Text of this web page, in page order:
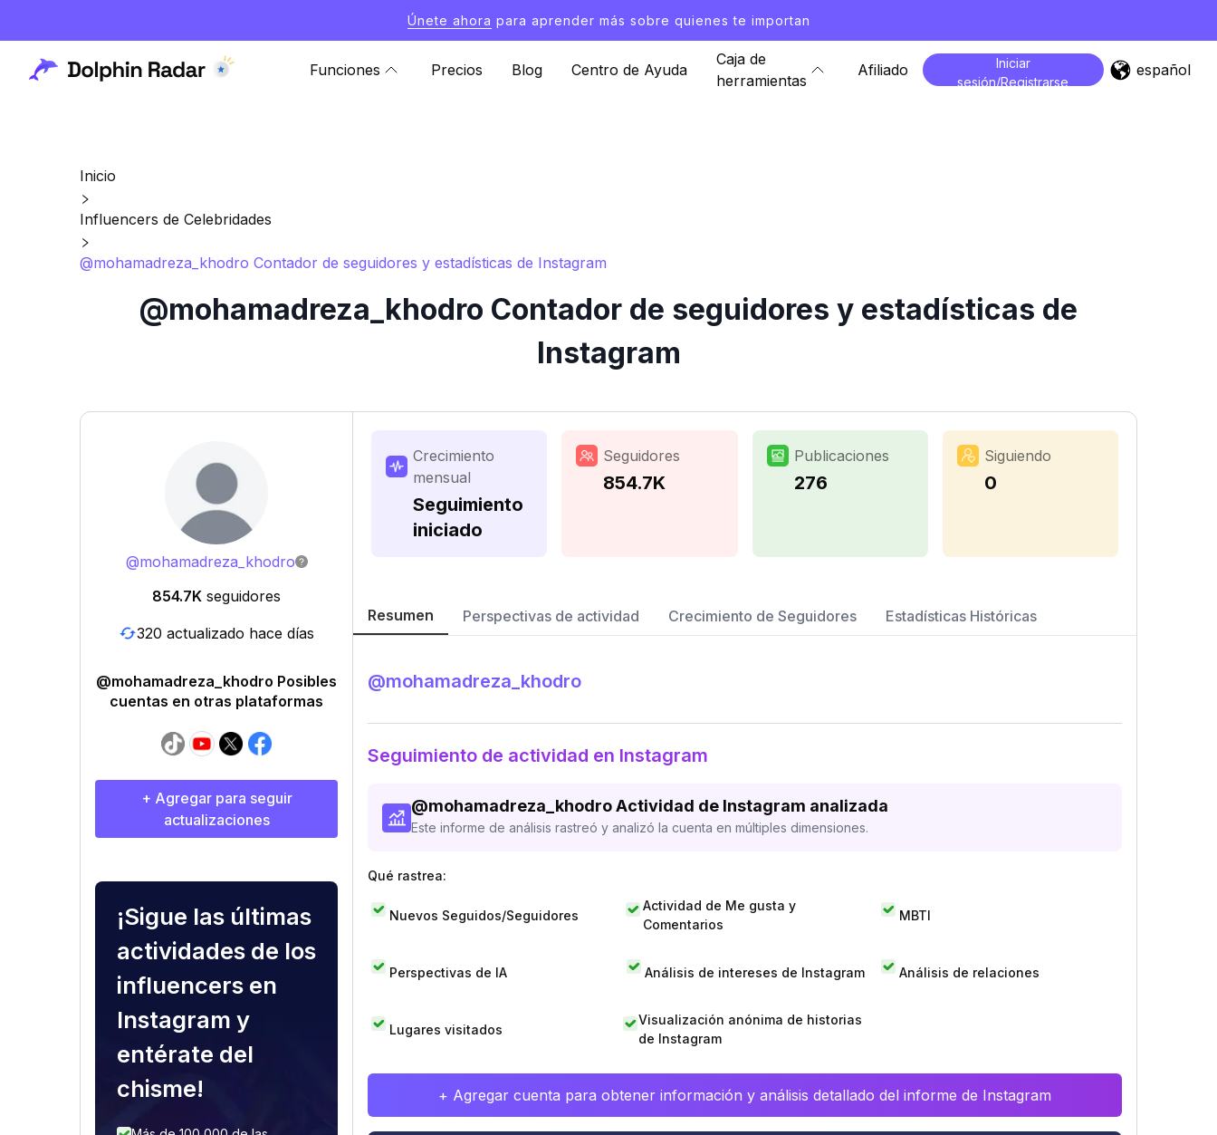
Únete ahora para aprender más sobre quienes te importan
Funciones Precios Blog Centro de Ayuda
Caja de
herramientas
Afiliado
Iniciar
sesión/Registrarse
español
Inicio
Influencers de Celebridades
@mohamadreza_khodro Contador de seguidores y estadísticas de Instagram
@mohamadreza_khodro Contador de seguidores y estadísticas de
Instagram
@mohamadreza_khodro
854.7K seguidores
320 actualizado hace días
@mohamadreza_khodro Posibles
cuentas en otras plataformas
+ Agregar para seguir
actualizaciones
¡Sigue las últimas
actividades de los
influencers en
Instagram y
entérate del
chisme!
Crecimiento
mensual
Seguimiento
iniciado
Seguidores
854.7K
Publicaciones
276
Siguiendo
0
Resumen Perspectivas de actividad Crecimiento de Seguidores Estadísticas Históricas
@mohamadreza_khodro
Seguimiento de actividad en Instagram
@mohamadreza_khodroActividad de Instagram analizada
Este informe de análisis rastreó y analizó la cuenta en múltiples dimensiones.
Qué rastrea:
Nuevos Seguidos/Seguidores
Actividad de Me gusta y
Comentarios
MBTI
Perspectivas de IA Análisis de intereses de Instagram Análisis de relaciones
Lugares visitados
Visualización anónima de historias
de Instagram
+ Agregar cuenta para obtener información y análisis detallado del informe de Instagram